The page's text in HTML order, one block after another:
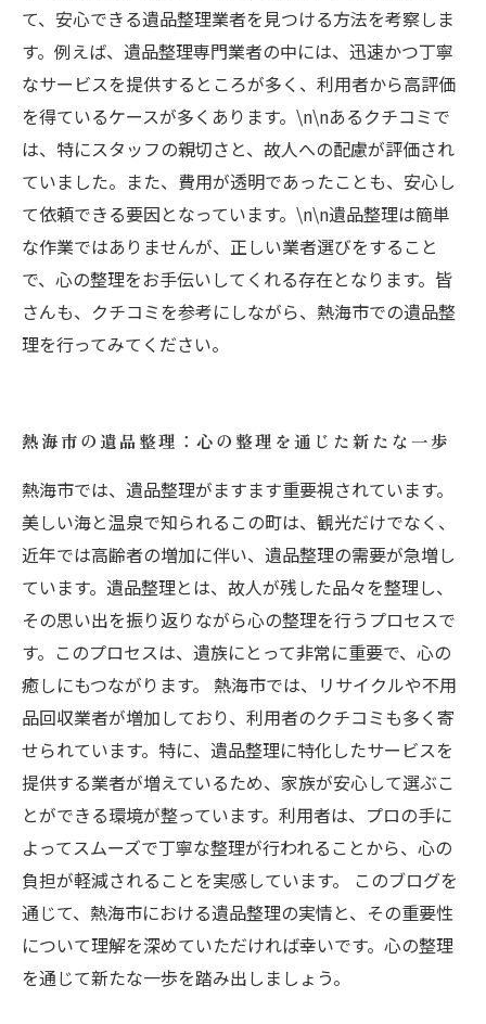
て、安心できる遺品整理業者を見つける方法を考察しま
す。例えば、遺品整理専門業者の中には、迅速かつ丁寧
なサービスを提供するところが多く、利用者から高評価
を得ているケースが多くあります。\n\nあるクチコミで
は、特にスタッフの親切さと、故人への配慮が評価され
ていました。また、費用が透明であったことも、安心し
て依頼できる要因となっています。\n\n遺品整理は簡単
な作業ではありませんが、正しい業者選びをすること
で、心の整理をお手伝いしてくれる存在となります。皆
さんも、クチコミを参考にしながら、熱海市での遺品整
理を行ってみてください。
熱海市の遺品整理：心の整理を通じた新たな一歩
熱海市では、遺品整理がますます重要視されています。
美しい海と温泉で知られるこの町は、観光だけでなく、
近年では高齢者の増加に伴い、遺品整理の需要が急増し
ています。遺品整理とは、故人が残した品々を整理し、
その思い出を振り返りながら心の整理を行うプロセスで
す。このプロセスは、遺族にとって非常に重要で、心の
癒しにもつながります。 熱海市では、リサイクルや不用
品回収業者が増加しており、利用者のクチコミも多く寄
せられています。特に、遺品整理に特化したサービスを
提供する業者が増えているため、家族が安心して選ぶこ
とができる環境が整っています。利用者は、プロの手に
よってスムーズで丁寧な整理が行われることから、心の
負担が軽減されることを実感しています。 このブログを
通じて、熱海市における遺品整理の実情と、その重要性
について理解を深めていただければ幸いです。心の整理
を通じて新たな一歩を踏み出しましょう。